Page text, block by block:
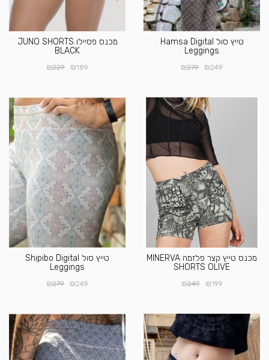
טייץ סול Hamsa Digital
Leggings
₪249
₪279
מכנס פסיילו JUNO SHORTS
BLACK
₪189
₪229
מכנס טייץ קצר פלזמה MINERVA
SHORTS OLIVE
₪199
₪249
טייץ סול Shipibo Digital
Leggings
₪249
₪279